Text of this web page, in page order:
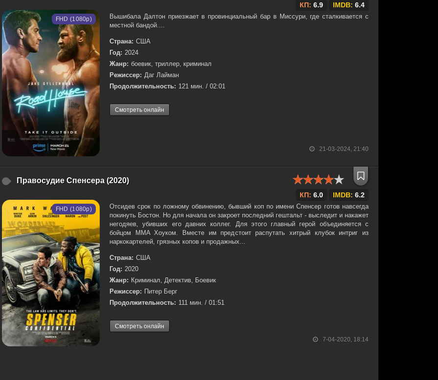
КП: 6.9 IMDB: 6.4
21-03-2024, 21:40
FHD (1080p)
Вышибала Далтон приезжает в провинциальный бар в Миссури, где сталкивается с
местной бандой....
Страна: США
Год: 2024
Жанр: боевик, триллер, криминал
Режиссер: Даг Лайман
Продолжительность: 121 мин. / 02:01
Смотреть онлайн
Правосудие Спенсера (2020)
КП: 6.0 IMDB: 6.2
7-04-2020, 18:14
FHD (1080p)
Отсидев срок по ложному обвинению, бывший коп по имени Спенсер готов навсегда
покинуть Бостон. Но для начала он закроет последний гештальт - выследит и накажет
негодяев, убивших его давних коллег. Для этого главный герой объединяется с
бойцом MMA Хоуком. Вместе им предстоит распутать хитрый клубок интриг из
наркокартелей, грязных копов и продажных...
Страна: США
Год: 2020
Жанр: Криминал, Детектив, Боевик
Режиссер: Питер Берг
Продолжительность: 111 мин. / 01:51
Смотреть онлайн